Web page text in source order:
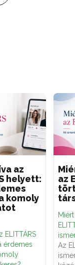
az
helyett:
komoly
ELITTÁRS
érdemes
az
Az